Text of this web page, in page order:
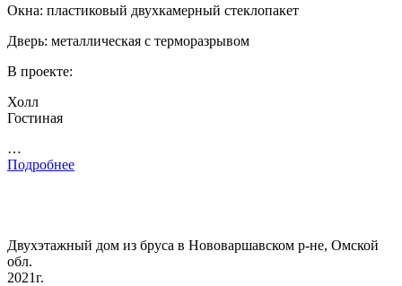
Окна: пластиковый двухкамерный стеклопакет
Дверь: металлическая с терморазрывом
В проекте:
Холл
Гостиная
…
Подробнее
Двухэтажный дом из бруса в Нововаршавском р-не, Омской
обл.
2021г.